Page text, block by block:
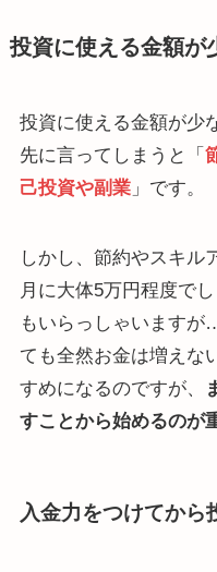
投資に使える金額が
投資に使える金額が少
先に言ってしまうと「
己投資や副業」です。
しかし、節約やスキル
月に大体5万円程度で
もいらっしゃいます
ても全然お金は増えな
すめになるのですが、
すことから始めるのが
入金力をつけてから